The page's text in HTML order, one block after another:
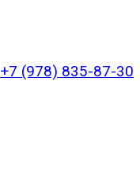
+7 (978) 835-87-30